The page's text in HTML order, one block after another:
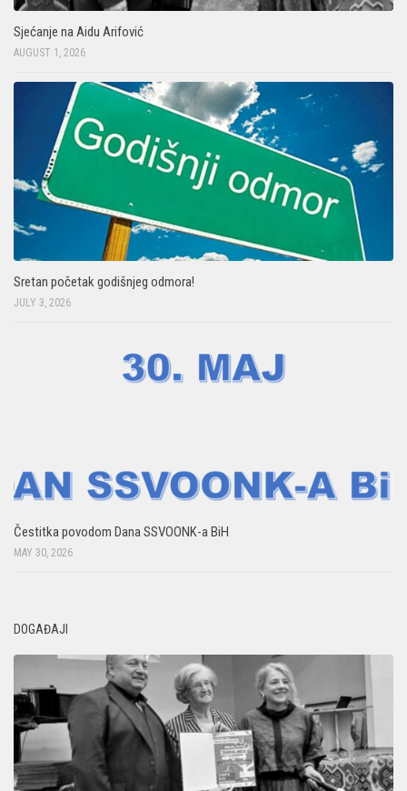
Sjećanje na Aidu Arifović
AUGUST 1, 2026
Sretan početak godišnjeg odmora!
JULY 3, 2026
Čestitka povodom Dana SSVOONK-a BiH
MAY 30, 2026
DOGAĐAJI